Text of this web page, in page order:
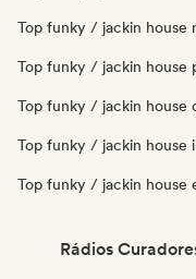
Top funky / jackin house
Top funky / jackin house
Top funky / jackin house
Top funky / jackin house
Top funky / jackin house
Rádios